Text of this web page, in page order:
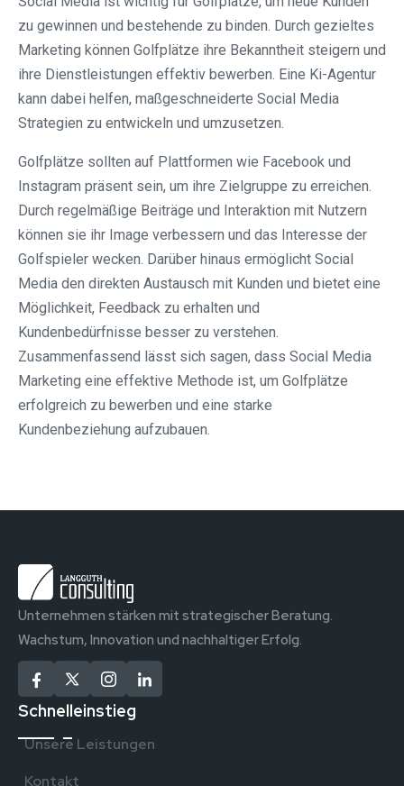
zu gewinnen und bestehende zu binden. Durch gezieltes
Marketing können Golfplätze ihre Bekanntheit steigern und
ihre Dienstleistungen effektiv bewerben. Eine Ki-Agentur
kann dabei helfen, maßgeschneiderte Social Media
Strategien zu entwickeln und umzusetzen.
Golfplätze sollten auf Plattformen wie Facebook und
Instagram präsent sein, um ihre Zielgruppe zu erreichen.
Durch regelmäßige Beiträge und Interaktion mit Nutzern
können sie ihr Image verbessern und das Interesse der
Golfspieler wecken. Darüber hinaus ermöglicht Social
Media den direkten Austausch mit Kunden und bietet eine
Möglichkeit, Feedback zu erhalten und
Kundenbedürfnisse besser zu verstehen.
Zusammenfassend lässt sich sagen, dass Social Media
Marketing eine effektive Methode ist, um Golfplätze
erfolgreich zu bewerben und eine starke
Kundenbeziehung aufzubauen.
Unternehmen stärken mit strategischer Beratung.
Wachstum, Innovation und nachhaltiger Erfolg.
Schnelleinstieg
Unsere Leistungen
Kontakt